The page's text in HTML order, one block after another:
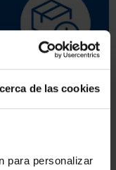
de las cookies
para personalizar